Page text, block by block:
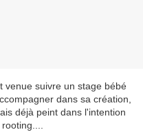
venue suivre un stage bébé
dans sa création,
déjà peint dans l'intention